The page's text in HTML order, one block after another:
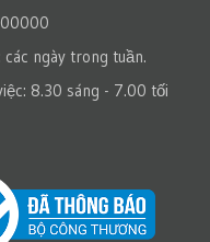
các ngày trong tuần.
8.30 sáng - 7.00 tối